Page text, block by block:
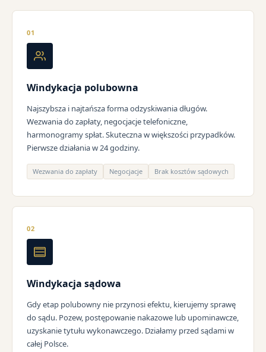
01
Windykacja polubowna
Najszybsza i najtańsza forma odzyskiwania długów.
Wezwania do zapłaty, negocjacje telefoniczne,
harmonogramy spłat. Skuteczna w większości przypadków.
Pierwsze działania w 24 godziny.
Wezwania do zapłaty Negocjacje Brak kosztów sądowych
02
Windykacja sądowa
Gdy etap polubowny nie przynosi efektu, kierujemy sprawę
do sądu. Pozew, postępowanie nakazowe lub upominawcze,
uzyskanie tytułu wykonawczego. Działamy przed sądami w
całej Polsce.